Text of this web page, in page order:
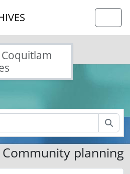
Community planning
Ratepayers Association fonds
Records